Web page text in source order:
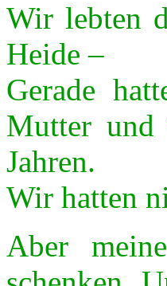
Wir lebten
Heide –
Gerade
Mutter und
Jahren.
Wir hatten
Aber